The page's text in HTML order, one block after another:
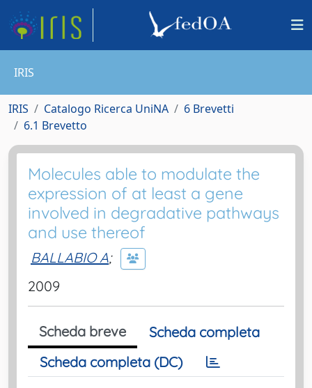
IRIS
IRIS Catalogo Ricerca UniNA
6 Brevetti
6.1 Brevetto
Molecules able to modulate the
expression of at least a gene
involved in degradative pathways
and use thereof
BALLABIO A;
2009
Scheda breve
Scheda completa
Scheda completa (DC)